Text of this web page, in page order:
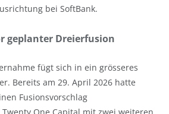
bei SoftBank.
geplanter Dreierfusion
fügt sich in ein grösseres
Bereits am 29. April 2026 hatte
Fusionsvorschlag